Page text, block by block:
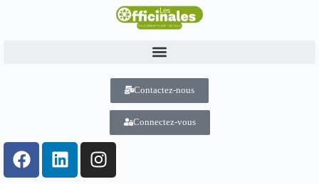
Contactez-nous
Connectez-vous